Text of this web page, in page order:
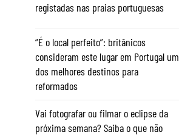
registadas nas praias portuguesas
“É o local perfeito”: britânicos
consideram este lugar em Portugal um
dos melhores destinos para
reformados
Vai fotografar ou filmar o eclipse da
próxima semana? Saiba o que não